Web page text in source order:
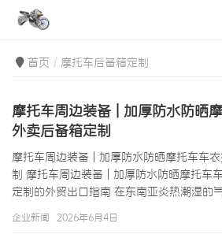
首页 摩托车后备箱定制
摩托车周边装备 | 加厚防水防晒
外卖后备箱定制
摩托车周边装备 | 加厚防水防晒摩托车车
制 摩托车周边装备 | 加厚防水防晒摩托车
定制的外贸出口指南 在东南亚炎热潮湿的
寿命的必需品。强烈的紫外线、高频的暴雨
企业新闻 2026年6月4日